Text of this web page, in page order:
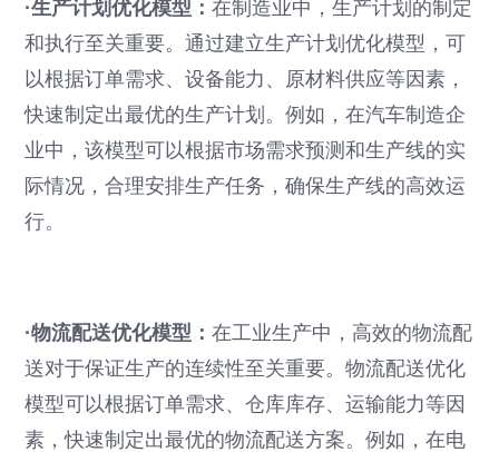
·生产计划优化模型：在制造业中，生产计划的制定
和执行至关重要。通过建立生产计划优化模型，可
以根据订单需求、设备能力、原材料供应等因素，
快速制定出最优的生产计划。例如，在汽车制造企
业中，该模型可以根据市场需求预测和生产线的实
际情况，合理安排生产任务，确保生产线的高效运
行。
·物流配送优化模型：在工业生产中，高效的物流配
送对于保证生产的连续性至关重要。物流配送优化
模型可以根据订单需求、仓库库存、运输能力等因
素，快速制定出最优的物流配送方案。例如，在电